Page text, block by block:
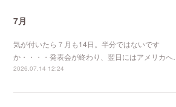
7月
気が付いたら７月も14日。半分ではないです
か・・・・発表会が終わり、翌日にはアメリカへ…
2026.07.14 12:24